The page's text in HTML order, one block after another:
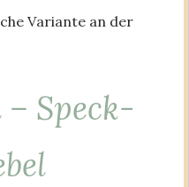
Variante an der
Speck-